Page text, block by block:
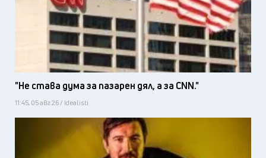
"Не става дума за пазарен дял, а за CNN."
11:45, 05 авг 26 / Idealisti